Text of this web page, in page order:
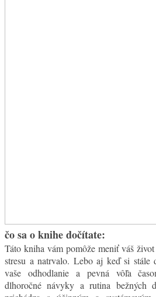
čo sa o knihe dočítate:
Táto kniha vám pomôže meniť váš
stresu a natrvalo. Lebo aj keď si stále
vaše odhodlanie a pevná vôľa
dlhoročné návyky a rutina bežných